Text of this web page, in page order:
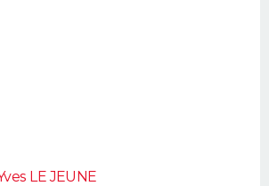
LE JEUNE